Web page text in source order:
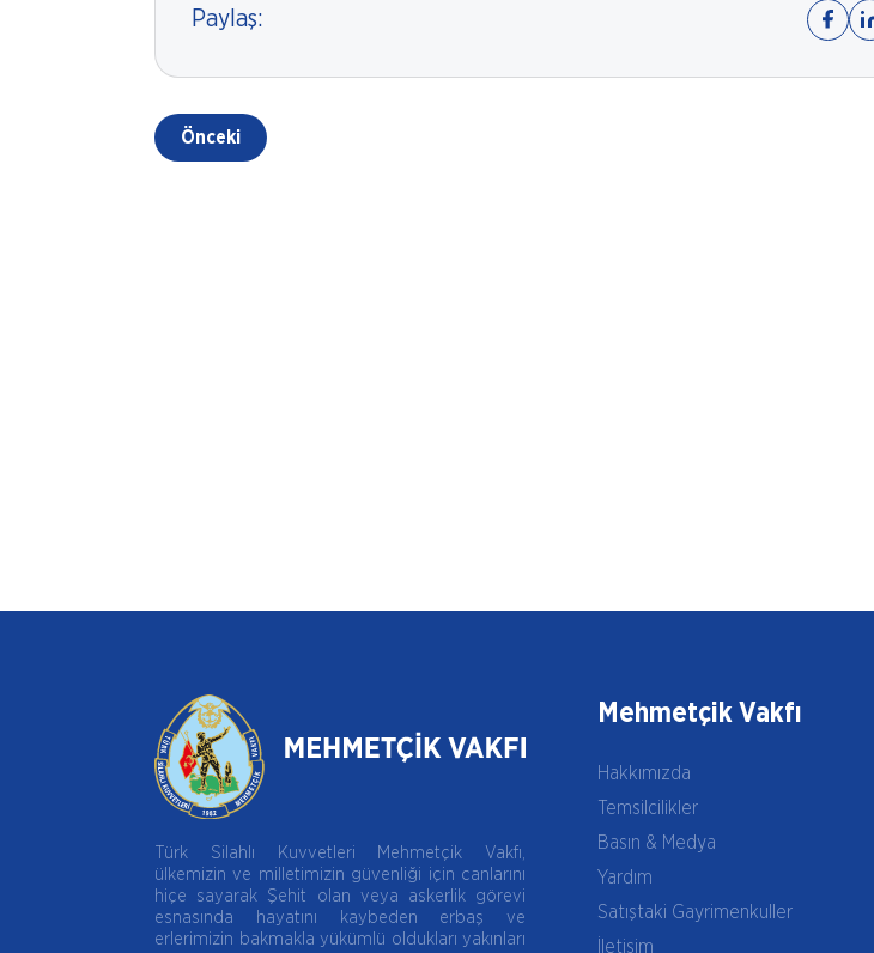
Paylaş:
Önceki
Türk Silahlı Kuvvetleri Mehmetçik Vakfı,
ülkemizin ve milletimizin güvenliği için canlarını
hiçe sayarak Şehit olan veya askerlik görevi
esnasında hayatını kaybeden erbaş ve
erlerimizin bakmakla yükümlü oldukları yakınları
Mehmetçik Vakfı
Hakkımızda
Temsilcilikler
Basın & Medya
Yardım
Satıştaki Gayrimenkuller
İletişim